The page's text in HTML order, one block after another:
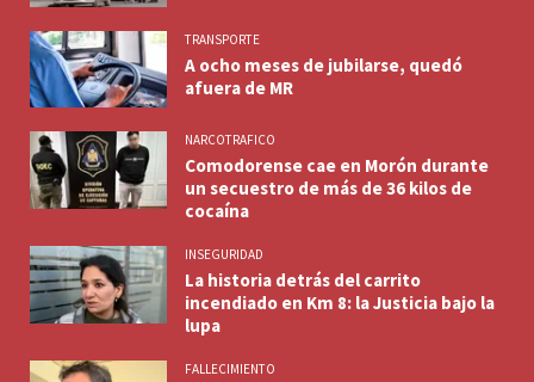
TRANSPORTE
A ocho meses de jubilarse, quedó
afuera de MR
NARCOTRAFICO
Comodorense cae en Morón durante
un secuestro de más de 36 kilos de
cocaína
INSEGURIDAD
La historia detrás del carrito
incendiado en Km 8: la Justicia bajo la
lupa
FALLECIMIENTO